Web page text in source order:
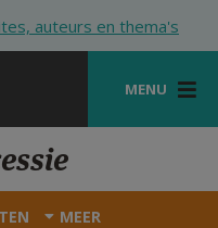
auteurs en thema's
MENU
MEER